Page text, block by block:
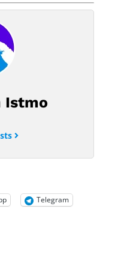
Istmo
Telegram